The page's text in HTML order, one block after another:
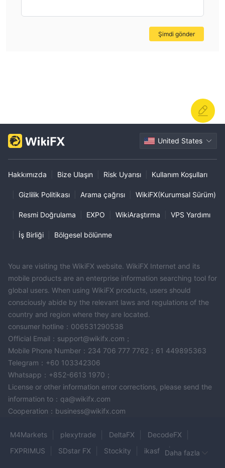
Şimdi gönder
United States
Hakkımızda Bize Ulaşın Risk Uyarısı Kullanım Koşulları
Gizlilik Politikası Arama çağrısı WikiFX(Kurumsal Sürüm)
Resmi Doğrulama EXPO WikiAraştırma VPS Yardımı
İş Birliği Bölgesel bölünme
You are visiting the WikiFX website. WikiFX Internet and its
mobile products are an enterprise information searching tool for
global users. When using WikiFX products, users should
consciously abide by the relevant laws and regulations of the
country and region where they are located.
consumer hotline：006531290538
Official Email：support@wikifx.com；
Mobile Phone Number：234 706 777 7762；61 449895363
Telegram：+60 103342306
Whatsapp：+852-6613 1970；
License or other information error corrections, please send the
information to：qa@wikifx.com
Cooperation：business@wikifx.com
M4Markets plexytrade DeltaFX
DecodeFX
FXPRIMUS
SDstar FX Stockity
ikasfx
Daha fazla